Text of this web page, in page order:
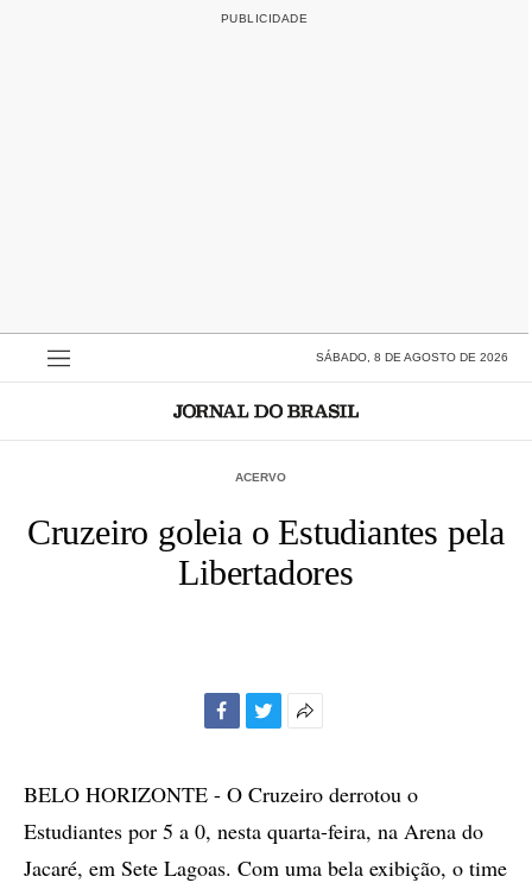
SÁBADO, 8 DE AGOSTO DE 2026
ACERVO
Cruzeiro goleia o Estudiantes pela
Libertadores
compartilhamento
BELO HORIZONTE - O Cruzeiro derrotou o
Estudiantes por 5 a 0, nesta quarta-feira, na Arena do
Jacaré, em Sete Lagoas. Com uma bela exibição, o time